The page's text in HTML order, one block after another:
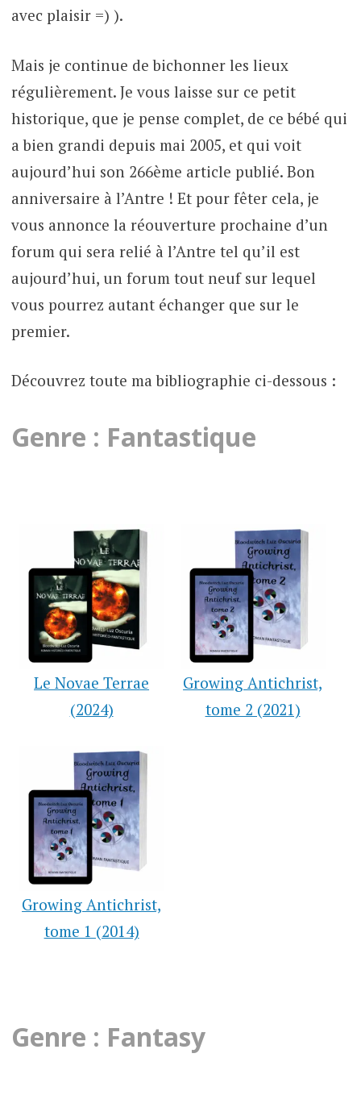
avec plaisir =) ).
Mais je continue de bichonner les lieux
régulièrement. Je vous laisse sur ce petit
historique, que je pense complet, de ce bébé qui
a bien grandi depuis mai 2005, et qui voit
aujourd’hui son 266ème article publié. Bon
anniversaire à l’Antre ! Et pour fêter cela, je
vous annonce la réouverture prochaine d’un
forum qui sera relié à l’Antre tel qu’il est
aujourd’hui, un forum tout neuf sur lequel
vous pourrez autant échanger que sur le
premier.
Découvrez toute ma bibliographie ci-dessous :
Genre : Fantastique
Le Novae Terrae
(2024)
Growing Antichrist,
tome 2 (2021)
Growing Antichrist,
tome 1 (2014)
Genre : Fantasy